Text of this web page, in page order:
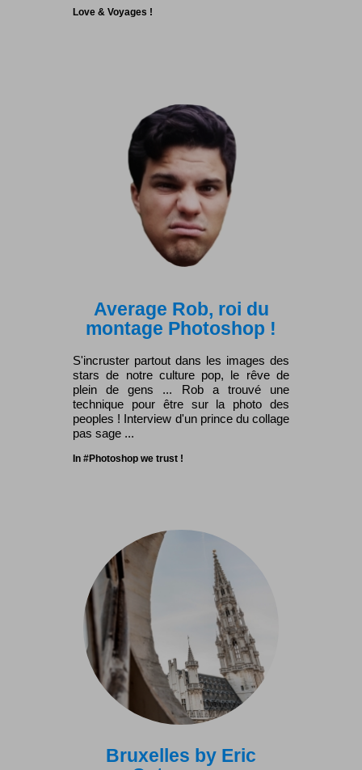
Love & Voyages !
Average Rob, roi du
montage Photoshop !
S'incruster partout dans les images des
stars de notre culture pop, le rêve de
plein de gens ... Rob a trouvé une
technique pour être sur la photo des
peoples ! Interview d'un prince du collage
pas sage ...
In #Photoshop we trust !
Bruxelles by Eric